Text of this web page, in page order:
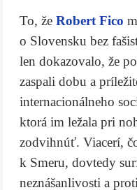
To, že Robert Fico
o Slovensku bez
len dokazovalo, že
zaspali dobu a
internacionálneho
ktorá im ležala pri
zodvihnúť. Viacerí,
k Smeru, dovtedy
neznášanlivosti a